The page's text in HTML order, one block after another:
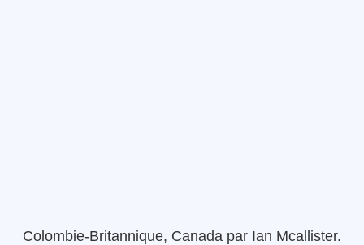
Colombie-Britannique, Canada par Ian Mcallister.